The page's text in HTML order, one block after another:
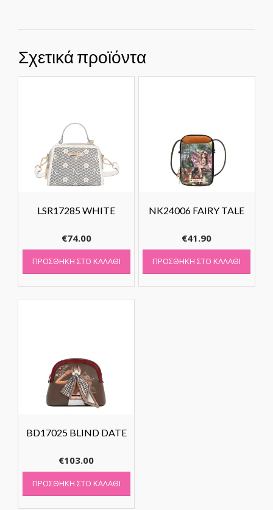
Σχετικά προϊόντα
LSR17285 WHITE
€74.00
ΠΡΟΣΘΉΚΗ ΣΤΟ ΚΑΛΆΘΙ
NK24006 FAIRY TALE
€41.90
ΠΡΟΣΘΉΚΗ ΣΤΟ ΚΑΛΆΘΙ
BD17025 BLIND DATE
€103.00
ΠΡΟΣΘΉΚΗ ΣΤΟ ΚΑΛΆΘΙ